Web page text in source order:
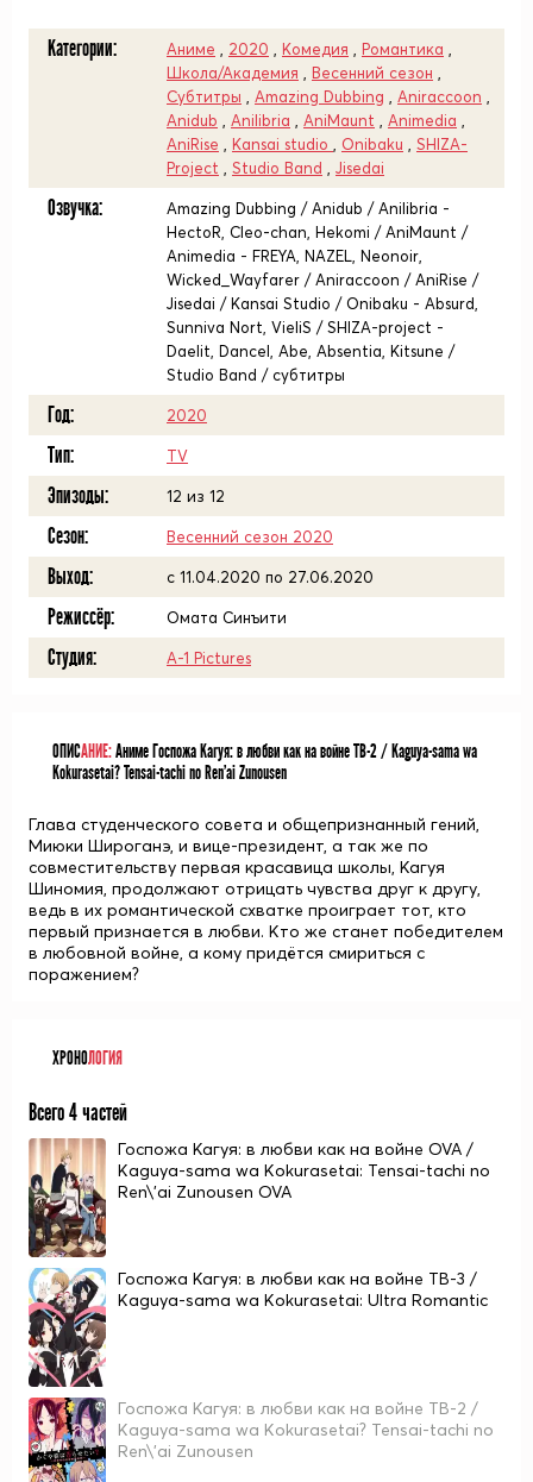
Категории: Аниме 2020 Комедия Романтика
Школа/Академия
Весенний сезон
Субтитры
Amazing Dubbing Aniraccoon
Anidub
Anilibria AniMaunt Animedia
AniRise
Kansai studio Onibaku
SHIZA-
Project
Studio Band Jisedai
Озвучка:
Amazing Dubbing / Anidub / Anilibria -
HectoR, Cleo-chan, Hekomi / AniMaunt /
Animedia - FREYA, NAZEL, Neonoir,
Wicked_Wayfarer / Aniraccoon / AniRise /
Jisedai / Kansai Studio / Onibaku - Absurd,
Sunniva Nort, VieliS / SHIZA-project -
Daelit, Dancel, Abe, Absentia, Kitsune /
Studio Band / субтитры
Год: 2020
Тип: TV
Эпизоды: 12 из 12
Сезон: Весенний сезон 2020
Выход: c 11.04.2020 по 27.06.2020
Режиссёр: Омата Синъити
Студия: A-1 Pictures
ОПИСАНИЕ:Аниме Госпожа Кагуя: в любви как на войне ТВ-2 / Kaguya-sama wa
Kokurasetai? Tensai-tachi no Ren'ai Zunousen
Глава студенческого совета и общепризнанный гений,
Миюки Широганэ, и вице-президент, а так же по
совместительству первая красавица школы, Кагуя
Шиномия, продолжают отрицать чувства друг к другу,
ведь в их романтической схватке проиграет тот, кто
первый признается в любви. Кто же станет победителем
в любовной войне, а кому придётся смириться с
поражением?
ХРОНОЛОГИЯ
Всего 4 частей
Госпожа Кагуя: в любви как на войне OVA /
Kaguya-sama wa Kokurasetai: Tensai-tachi no
Ren\'ai Zunousen OVA
Госпожа Кагуя: в любви как на войне ТВ-3 /
Kaguya-sama wa Kokurasetai: Ultra Romantic
Госпожа Кагуя: в любви как на войне ТВ-2 /
Kaguya-sama wa Kokurasetai? Tensai-tachi no
Ren\'ai Zunousen